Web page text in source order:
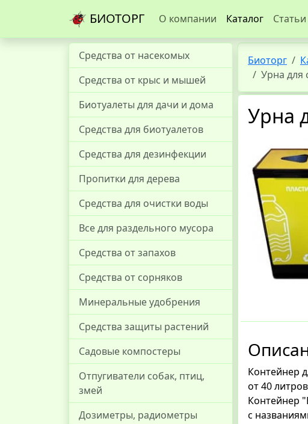
БИОТОРГ О компании Каталог Статьи
Средства от насекомых
Средства от крыс и мышей
Биотуалеты для дачи и дома
Средства для биотуалетов
Средства для дезинфекции
Пропитки для дерева
Средства для очистки воды
Все для раздельного мусора
Средства от запахов
Средства от сорняков
Минеральные удобрения
Средства защиты растений
Садовые компостеры
Отпугиватели собак, птиц,
змей
Дозиметры, радиометры
Биоторг
Урна для
Урна
Контейнер
от 40
Контейнер
с